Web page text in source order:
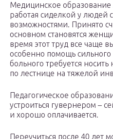
Медицинское
работая сиделкой у людей
возможностями. Принято
основном становятся
время этот труд все чаще
особенно помощь сильного
больного требуется
по лестнице на тяжелой
Педагогическое
устроиться гувернером –
и хорошо оплачивается.
Переучиться после 40 лет